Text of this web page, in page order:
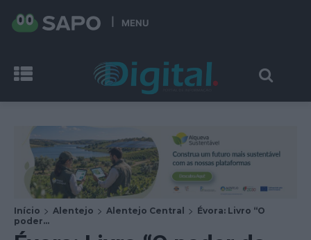
MENU
Início Alentejo Alentejo Central
Évora: Livro “O
poder...